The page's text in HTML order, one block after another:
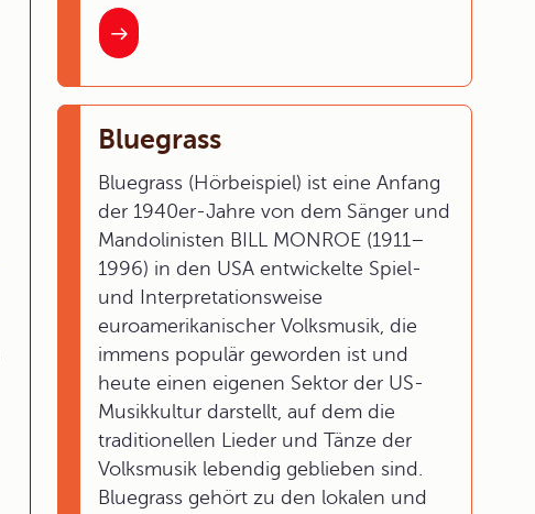
Bluegrass
Bluegrass (Hörbeispiel) ist eine Anfang
der 1940er-Jahre von dem Sänger und
Mandolinisten BILL MONROE (1911–
1996) in den USA entwickelte Spiel-
und Interpretationsweise
euroamerikanischer Volksmusik, die
immens populär geworden ist und
heute einen eigenen Sektor der US-
Musikkultur darstellt, auf dem die
traditionellen Lieder und Tänze der
Volksmusik lebendig geblieben sind.
Bluegrass gehört zu den lokalen und